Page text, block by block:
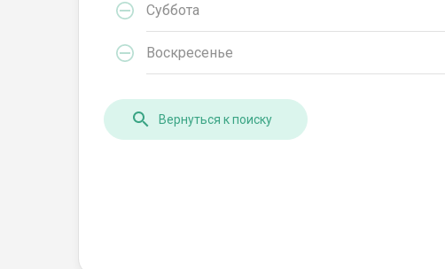
Суббота
Воскресенье
Вернуться к поиску